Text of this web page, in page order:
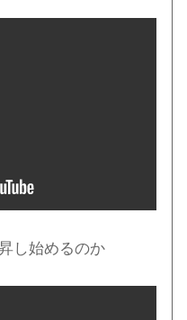
し始めるのか